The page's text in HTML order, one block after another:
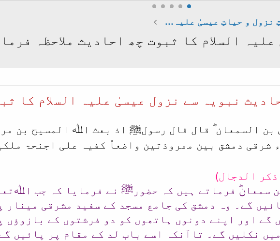
احادیثِ نزول و حیاتِ عیسیٰ علیہ السلام
السلام کا ثبوت چھ احادیث ملاحظہ
نبویہ سے نزول عیسیٰ علیہ السلام کا
بن السمعان ؓ قال قال رسولﷺ اذ بعث اﷲ المسیح بن
شرقی دمشق بین مھروذتین واضعاً کفیہ علی اجنحۃ
سمعانؓ فرماتے ہیں کہ حضورﷺ نے فرمایا کہ جب
گے۔ وہ دمشق کی جامع مسجد کے سفید مشرقی مینار
گے اور اپنے دونوں ہاتھوں کو دو فرشتوں کے بازوؤں
میں نکلیں گے۔ تاآنکہ اسے باب لد کے مقام پر پائیں